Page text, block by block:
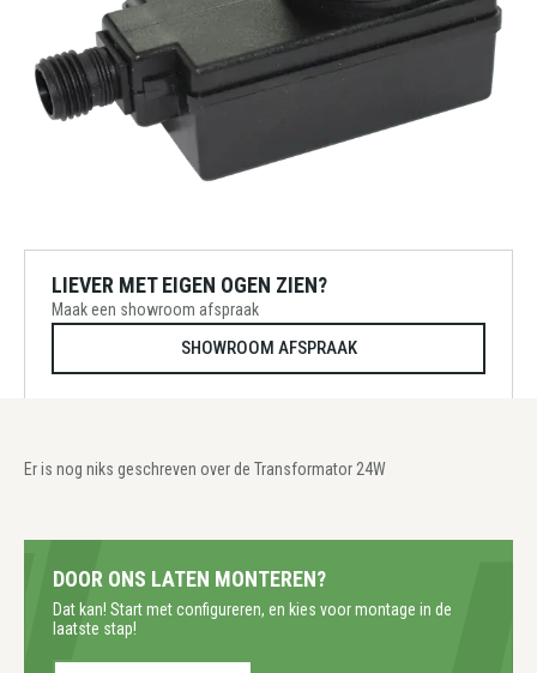
LIEVER MET EIGEN OGEN ZIEN?
Maak een showroom afspraak
SHOWROOM AFSPRAAK
Er is nog niks geschreven over de Transformator 24W
DOOR ONS LATEN MONTEREN?
Dat kan! Start met configureren, en kies voor montage in de
laatste stap!